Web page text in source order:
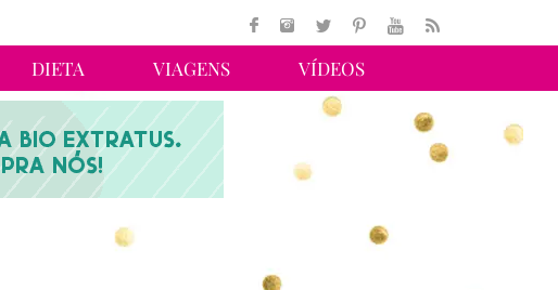
DIETA VIAGENS VÍDEOS